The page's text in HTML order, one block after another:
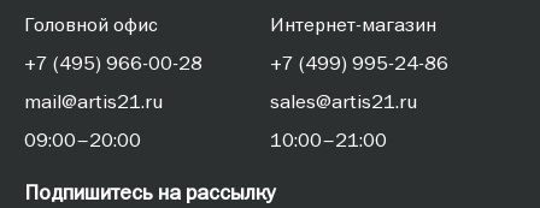
Головной офис
+7 (495) 966-00-28
mail@artis21.ru
09:00–20:00
Интернет-магазин
+7 (499) 995-24-86
sales@artis21.ru
10:00–21:00
Подпишитесь на рассылку